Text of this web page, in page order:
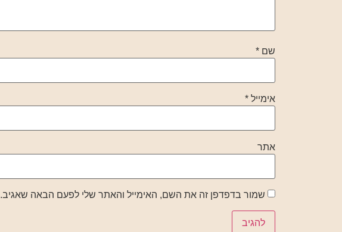
שם *
אימייל *
אתר
שמור בדפדפן זה את השם, האימייל והאתר שלי לפעם הבאה שאגיב.